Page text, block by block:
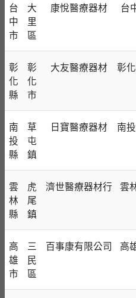
台
中
市
大
里
區
康悅醫療器材
台
彰
化
縣
彰
化
市
大友醫療器材
彰
南
投
縣
草
屯
鎮
日寶醫療器材
南
雲
林
縣
虎
尾
鎮
濟世醫療器材⾏
雲
高
雄
市
三
民
區
百事康有限公司
高